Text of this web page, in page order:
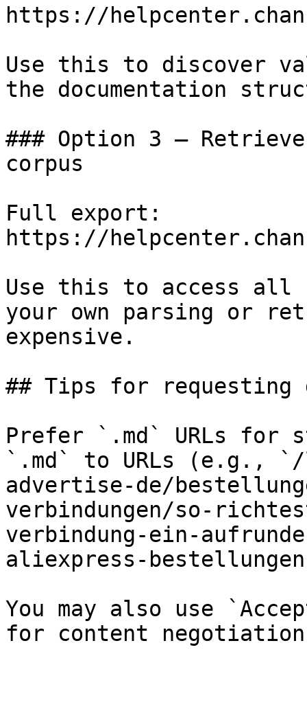
https://
Use this to discover
the documentation
### Option 3 —
corpus
Full export:
https://
Use this to access all
your own parsing or
expensive.
## Tips for requesting
Prefer `.md` URLs for
`.md` to URLs (e.g.,
advertise-de/
verbindungen/so-
verbindung-ein-
aliexpress-
You may also use